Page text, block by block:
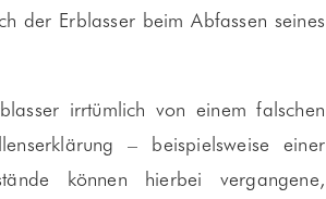
der Erblasser beim Abfassen seines
irrtümlich von einem falschen
– beispielsweise einer
können hierbei vergangene,